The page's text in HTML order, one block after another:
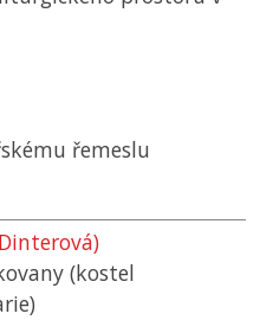
řemeslu
(kostel